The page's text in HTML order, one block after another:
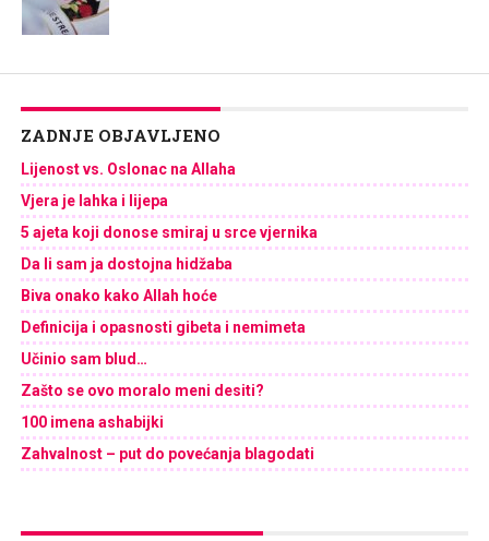
ZADNJE OBJAVLJENO
Lijenost vs. Oslonac na Allaha
Vjera je lahka i lijepa
5 ajeta koji donose smiraj u srce vjernika
Da li sam ja dostojna hidžaba
Biva onako kako Allah hoće
Definicija i opasnosti gibeta i nemimeta
Učinio sam blud…
Zašto se ovo moralo meni desiti?
100 imena ashabijki
Zahvalnost – put do povećanja blagodati